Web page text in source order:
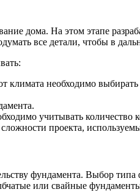
дома. На этом этапе
все детали, чтобы в
климата необходимо
учитывать количество
проекта,
фундамента. Выбор
или свайные